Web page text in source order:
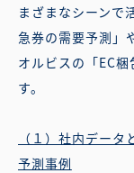
まざまなシーンで
急券の需要予測」
オルビスの「EC
す。
（１）社内デー
予測事例